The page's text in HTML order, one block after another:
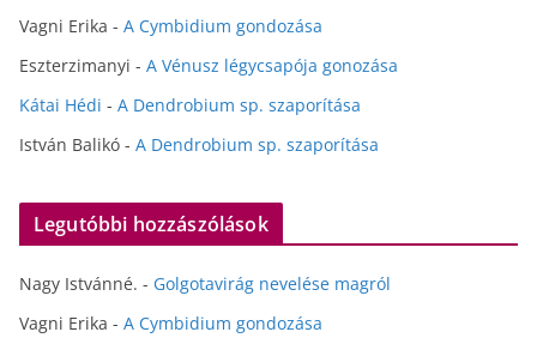
Vagni Erika - A Cymbidium gondozása
Eszterzimanyi - A Vénusz légycsapója gonozása
Kátai Hédi - A Dendrobium sp. szaporítása
István Balikó - A Dendrobium sp. szaporítása
Legutóbbi hozzászólások
Nagy Istvánné. - Golgotavirág nevelése magról
Vagni Erika - A Cymbidium gondozása